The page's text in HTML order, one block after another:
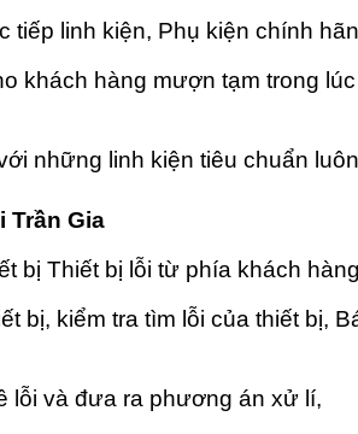
tiếp linh kiện, Phụ kiện chính
khách hàng mượn tạm trong
những linh kiện tiêu chuẩn luôn
Trần Gia
bị Thiết bị lỗi từ phía khách
bị, kiểm tra tìm lỗi của thiết bị,
lỗi và đưa ra phương án xử lí,